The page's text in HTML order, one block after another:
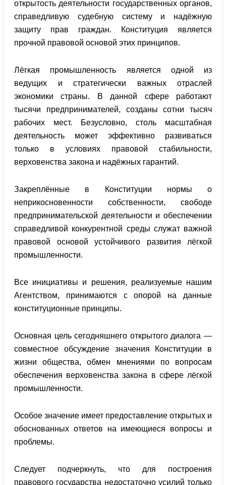
открытость деятельности государственных органов,
справедливую судебную систему и надёжную
защиту прав граждан. Конституция является
прочной правовой основой этих принципов.
Лёгкая промышленность является одной из
ведущих и стратегически важных отраслей
экономики страны. В данной сфере работают
тысячи предпринимателей, созданы сотни тысяч
рабочих мест. Безусловно, столь масштабная
деятельность может эффективно развиваться
только в условиях правовой стабильности,
верховенства закона и надёжных гарантий.
Закреплённые в Конституции нормы о
неприкосновенности собственности, свободе
предпринимательской деятельности и обеспечении
справедливой конкурентной среды служат важной
правовой основой устойчивого развития лёгкой
промышленности.
Все инициативы и решения, реализуемые нашим
Агентством, принимаются с опорой на данные
конституционные принципы.
Основная цель сегодняшнего открытого диалога —
совместное обсуждение значения Конституции в
жизни общества, обмен мнениями по вопросам
обеспечения верховенства закона в сфере лёгкой
промышленности.
Особое значение имеет предоставление открытых и
обоснованных ответов на имеющиеся вопросы и
проблемы.
Следует подчеркнуть, что для построения
правового государства недостаточно усилий только